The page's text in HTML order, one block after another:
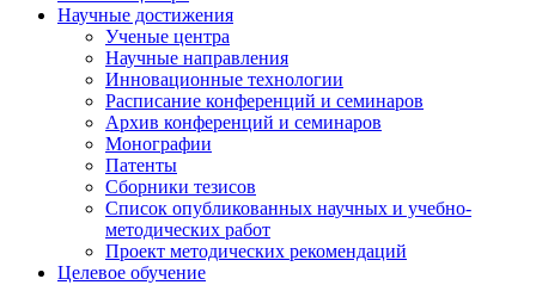
Научные достижения
Ученые центра
Научные направления
Инновационные технологии
Расписание конференций и семинаров
Архив конференций и семинаров
Монографии
Патенты
Сборники тезисов
Список опубликованных научных и учебно-
методических работ
Проект методических рекомендаций
Целевое обучение